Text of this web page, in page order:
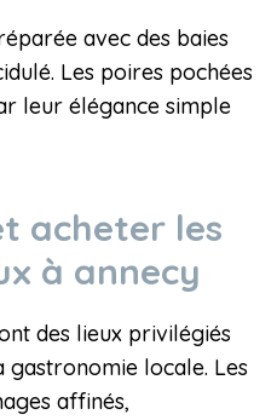
avec des baies
Les poires pochées
leur élégance simple
acheter les
à annecy
des lieux privilégiés
gastronomie locale. Les
affinés,